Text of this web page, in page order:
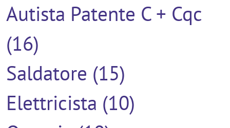
Autista Patente C + Cqc
(16)
Saldatore (15)
Elettricista (10)